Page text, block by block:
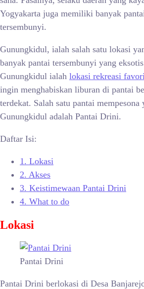
Yogyakarta juga memiliki banyak
tersembunyi.
Gunungkidul, ialah salah satu lokasi
banyak pantai tersembunyi yang
Gunungkidul ialah lokasi rekreasi
ingin menghabiskan liburan di pantai
terdekat. Salah satu pantai mempesona
Gunungkidul adalah Pantai Drini.
Daftar Isi:
1. Lokasi
2. Akses
3. Keistimewaan Pantai Drini
4. What to do
Lokasi
Pantai Drini
Pantai Drini berlokasi di Desa